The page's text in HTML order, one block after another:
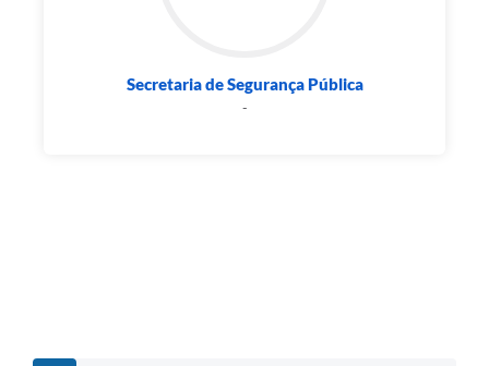
Secretaria de Segurança Pública
-